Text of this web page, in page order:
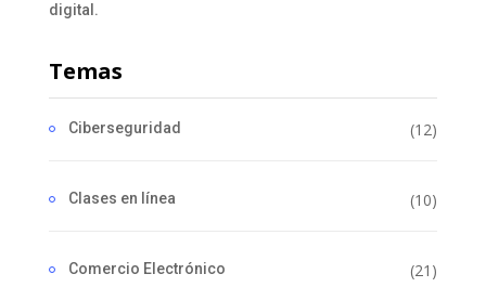
digital.
Temas
Ciberseguridad (12)
Clases en línea (10)
Comercio Electrónico (21)